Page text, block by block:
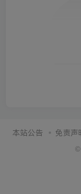
本站公告 免责声
©